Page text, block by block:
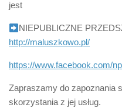
jest
NIEPUBLICZNE
http://maluszkowo.pl/
https://www.facebook.com/
Zapraszamy do zapoznania
skorzystania z jej usług.